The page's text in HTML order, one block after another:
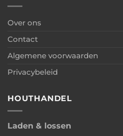
Over ons
Contact
Algemene voorwaarden
Privacybeleid
HOUTHANDEL
Laden & lossen